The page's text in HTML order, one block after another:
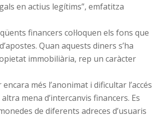
en actius legítims”, emfatitza
financers col·loquen els fons que
Quan aquests diners s’ha
immobiliària, rep un caràcter
més l’anonimat i dificultar l’accés
mena d’intercanvis financers. Es
de diferents adreces d’usuaris